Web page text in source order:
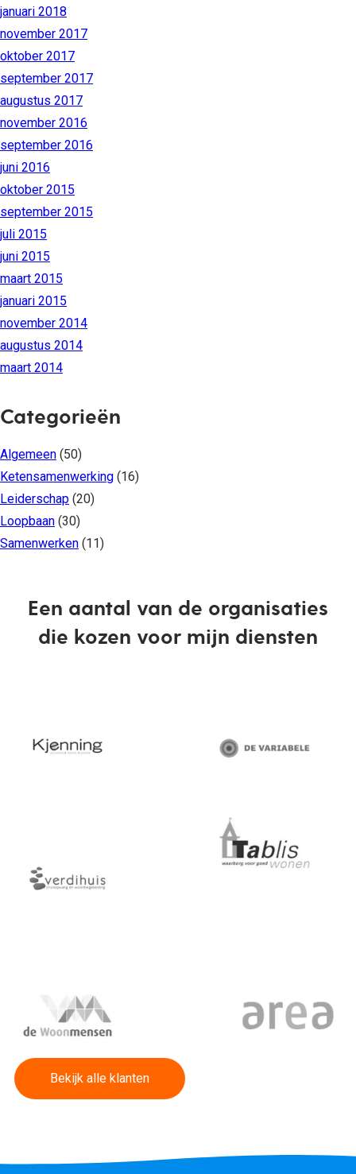
januari 2018
november 2017
oktober 2017
september 2017
augustus 2017
november 2016
september 2016
juni 2016
oktober 2015
september 2015
juli 2015
juni 2015
maart 2015
januari 2015
november 2014
augustus 2014
maart 2014
Categorieën
Algemeen (50)
Ketensamenwerking (16)
Leiderschap (20)
Loopbaan (30)
Samenwerken (11)
Een aantal van de organisaties
die kozen voor mijn diensten
Bekijk alle klanten